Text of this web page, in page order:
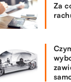
Za